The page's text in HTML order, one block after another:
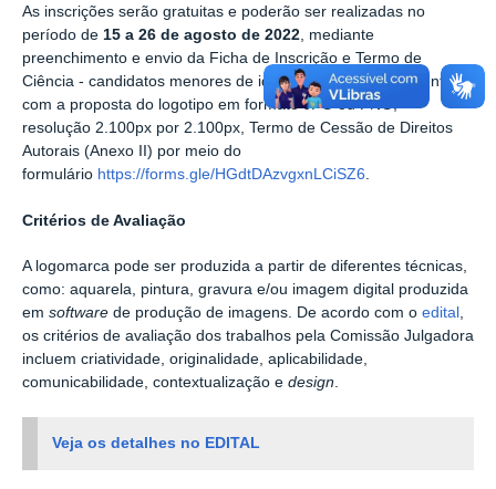
As inscrições serão gratuitas e poderão ser realizadas no
período de 15 a 26 de agosto de 2022, mediante
preenchimento e envio da Ficha de Inscrição e Termo de
Ciência - candidatos menores de idade (Anexo I), juntamente
com a proposta do logotipo em formato JPG ou PNG,
resolução 2.100px por 2.100px, Termo de Cessão de Direitos
Autorais (Anexo II) por meio do
formulário https://forms.gle/HGdtDAzvgxnLCiSZ6.
Critérios de Avaliação
A logomarca pode ser produzida a partir de diferentes técnicas,
como: aquarela, pintura, gravura e/ou imagem digital produzida
em software de produção de imagens. De acordo com o edital ,
os critérios de avaliação dos trabalhos pela Comissão Julgadora
incluem criatividade, originalidade, aplicabilidade,
comunicabilidade, contextualização e design.
Veja os detalhes no EDITAL